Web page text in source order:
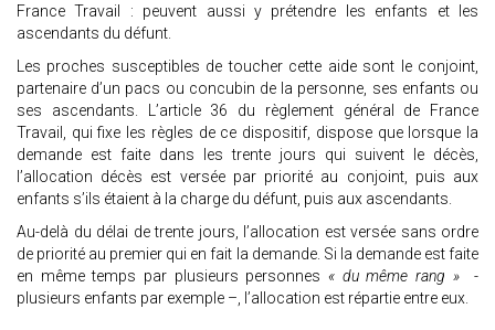
France Travail : peuvent aussi y prétendre les enfants et les
ascendants du défunt.
Les proches susceptibles de toucher cette aide sont le conjoint,
partenaire d’un pacs ou concubin de la personne, ses enfants ou
ses ascendants. L’article 36 du règlement général de France
Travail, qui fixe les règles de ce dispositif, dispose que lorsque la
demande est faite dans les trente jours qui suivent le décès,
l’allocation décès est versée par priorité au conjoint, puis aux
enfants s’ils étaient à la charge du défunt, puis aux ascendants.
Au-delà du délai de trente jours, l’allocation est versée sans ordre
de priorité au premier qui en fait la demande. Si la demande est faite
en même temps par plusieurs personnes « du même rang »
-
plusieurs enfants par exemple –, l’allocation est répartie entre eux.